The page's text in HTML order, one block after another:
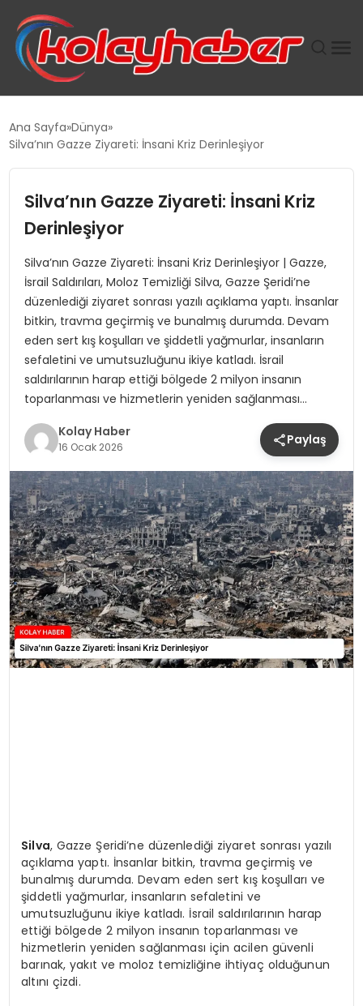
TANYER YAPI ZEMIN MÜHENDISLIĞINDE HEDEF
TOROSLAR’DA PAZAR GERGİNLİĞİ!
Ana Sayfa Dünya
Silva’nın Gazze Ziyareti: İnsani Kriz Derinleşiyor
Silva’nın Gazze Ziyareti: İnsani Kriz
Derinleşiyor
Silva’nın Gazze Ziyareti: İnsani Kriz Derinleşiyor | Gazze,
İsrail Saldırıları, Moloz Temizliği Silva, Gazze Şeridi’ne
düzenlediği ziyaret sonrası yazılı açıklama yaptı. İnsanlar
bitkin, travma geçirmiş ve bunalmış durumda. Devam
eden sert kış koşulları ve şiddetli yağmurlar, insanların
sefaletini ve umutsuzluğunu ikiye katladı. İsrail
saldırılarının harap ettiği bölgede 2 milyon insanın
toparlanması ve hizmetlerin yeniden sağlanması…
Kolay Haber
16 Ocak 2026 Paylaş
Silva, Gazze Şeridi’ne düzenlediği ziyaret sonrası yazılı
açıklama yaptı. İnsanlar bitkin, travma geçirmiş ve
bunalmış durumda. Devam eden sert kış koşulları ve
şiddetli yağmurlar, insanların sefaletini ve
umutsuzluğunu ikiye katladı. İsrail saldırılarının harap
ettiği bölgede 2 milyon insanın toparlanması ve
hizmetlerin yeniden sağlanması için acilen güvenli
barınak, yakıt ve moloz temizliğine ihtiyaç olduğunun
altını çizdi.